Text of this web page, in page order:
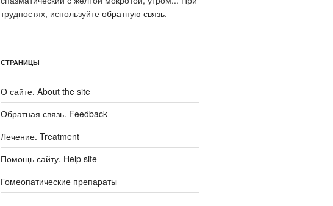
трудностях, используйте обратную связь.
СТРАНИЦЫ
О сайте. About the site
Обратная связь. Feedback
Лечение. Treatment
Помощь сайту. Help site
Гомеопатические препараты